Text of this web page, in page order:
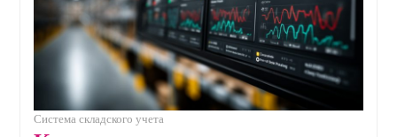
Система складского учета